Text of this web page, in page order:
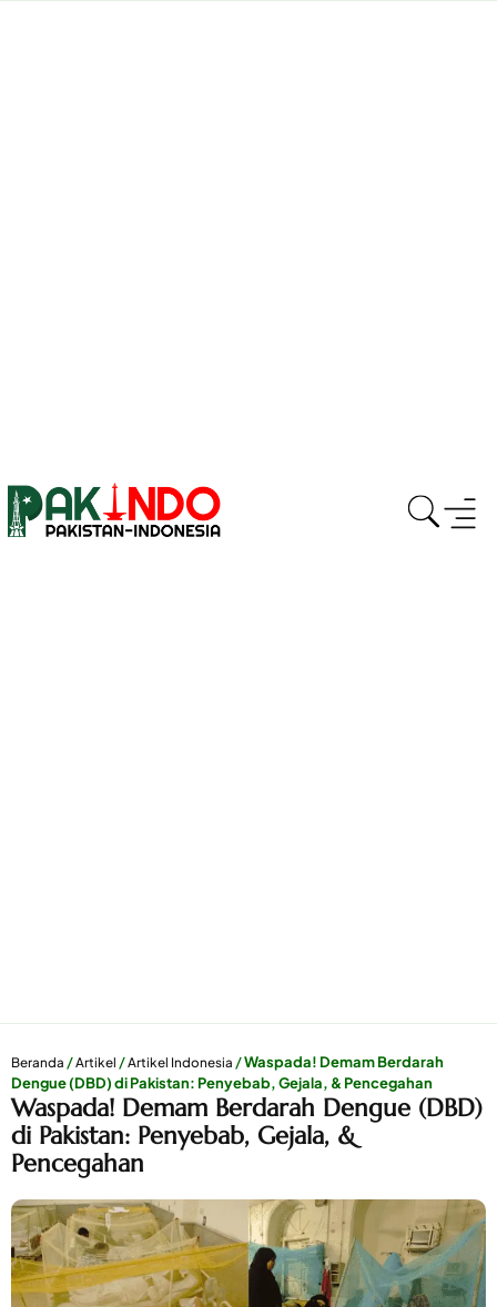
Beranda /Artikel /Artikel Indonesia /Waspada! Demam Berdarah
Dengue (DBD) di Pakistan: Penyebab, Gejala, & Pencegahan
Waspada! Demam Berdarah Dengue (DBD)
di Pakistan: Penyebab, Gejala, &
Pencegahan